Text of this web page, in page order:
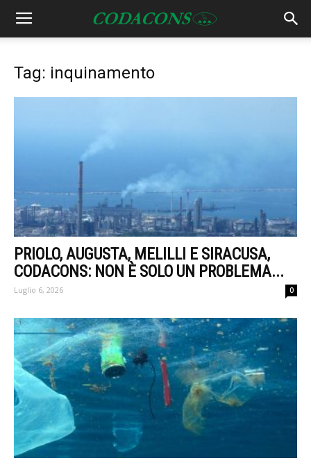
Tag: inquinamento
PRIOLO, AUGUSTA, MELILLI E SIRACUSA,
CODACONS: NON È SOLO UN PROBLEMA...
Luglio 6, 2026 0